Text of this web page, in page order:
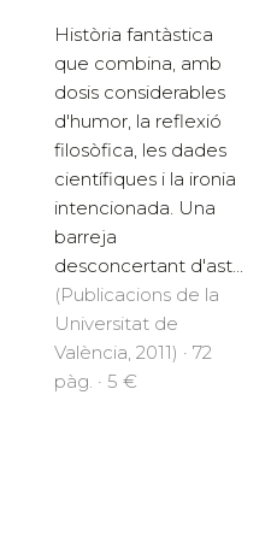
Història fantàstica
que combina, amb
dosis considerables
d'humor, la reflexió
filosòfica, les dades
científiques i la ironia
intencionada. Una
barreja
desconcertant d'ast...
(Publicacions de la
Universitat de
València, 2011) · 72
pàg. · 5 €